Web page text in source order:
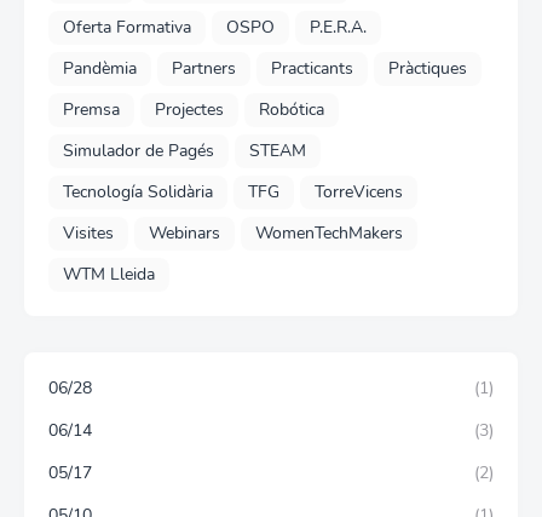
Oferta Formativa
OSPO
P.E.R.A.
Pandèmia
Partners Practicants
Pràctiques
Premsa
Projectes
Robótica
Simulador de Pagés
STEAM
Tecnología Solidària
TFG
TorreVicens
Visites
Webinars
WomenTechMakers
WTM Lleida
06/28
(1)
06/14
(3)
05/17
(2)